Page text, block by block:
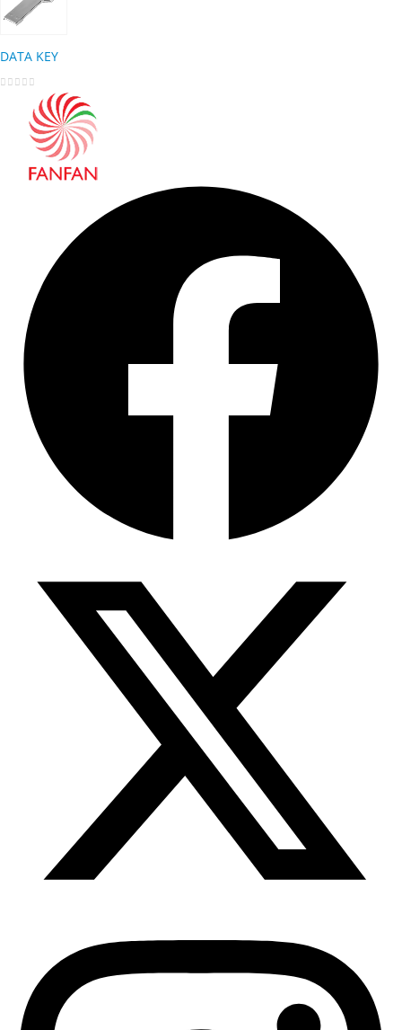
DATA KEY
out of 5